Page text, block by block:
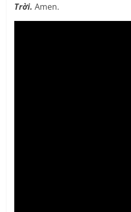
Trời. Amen.